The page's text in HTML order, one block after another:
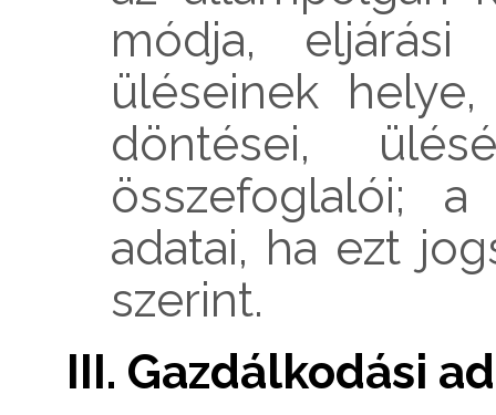
módja,
üléseinek
döntései,
összefoglalói; a
adatai, ha ezt
szerint.
III. Gazdálkodási